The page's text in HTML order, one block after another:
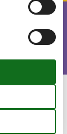
this year.